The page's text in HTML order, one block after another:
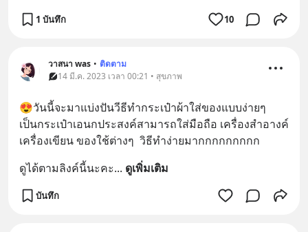
1 บันทึก 10
วาสนา was • ติดตาม
14 มี.ค. 2023 เวลา 00:21 • สุขภาพ
😍วันนี้จะมาแบ่งปันวีธีทำกระเป๋าผ้าใส่ของแบบง่ายๆ
เป็นกระเป๋าเอนกประสงค์สามารถใส่มือถือ เครื่องสำอางค์
เครื่องเขียน ของใช้ต่างๆ  วิธีทำง่ายมากกกกกกกกก
ดูได้ตามลิงค์นี้นะคะ... ดูเพิ่มเติม
บันทึก